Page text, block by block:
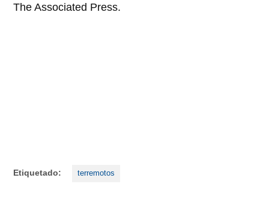
The Associated Press.
Etiquetado: terremotos